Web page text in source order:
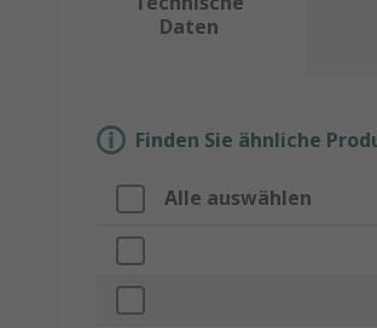
Daten
Finden Sie ähnliche
Alle auswählen